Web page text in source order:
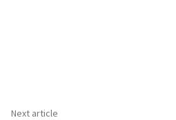
Next article